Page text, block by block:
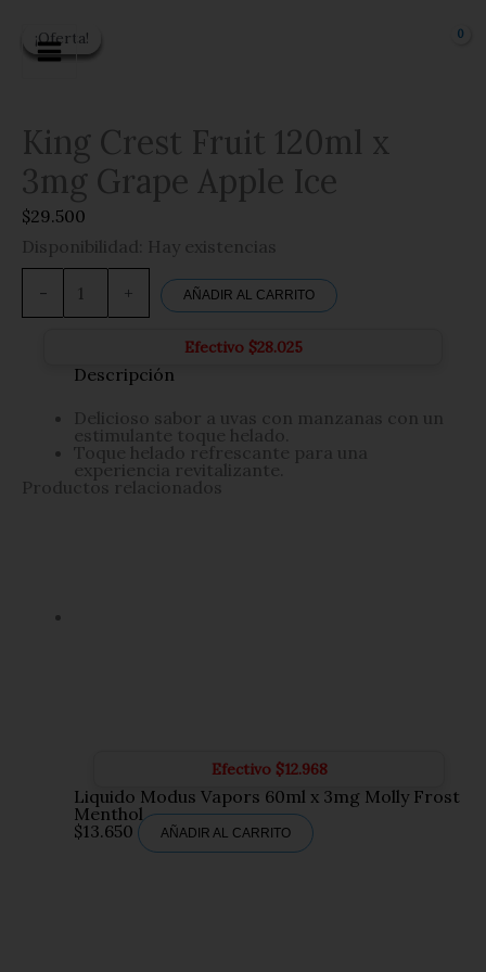
contenido
King Crest Fruit 120ml x
3mg Grape Apple Ice
$29.500
Disponibilidad: Hay existencias
-
King
Crest
cantidad
+ AÑADIR AL CARRITO
Efectivo $28.025
Descripción
Delicioso sabor a uvas con manzanas con un
estimulante toque helado.
Toque helado refrescante para una
experiencia revitalizante.
Productos relacionados
Efectivo $12.968
Liquido Modus Vapors 60ml x 3mg Molly Frost
Menthol
$13.650 AÑADIR AL CARRITO
¡Oferta!
¡Oferta!
¡Oferta!
¡Oferta!
¡Oferta!
¡Oferta!